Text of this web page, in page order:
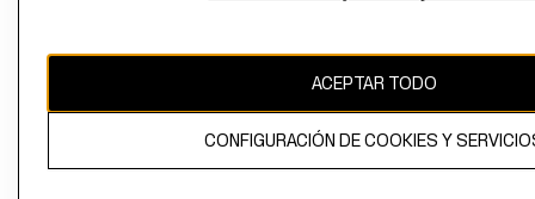
El contenido de esta página web está protegido por copyright y es
ACEPTAR TODO
CONFIGURACIÓN DE COOKIES Y